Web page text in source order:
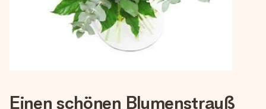
Einen schönen Blumenstrauß